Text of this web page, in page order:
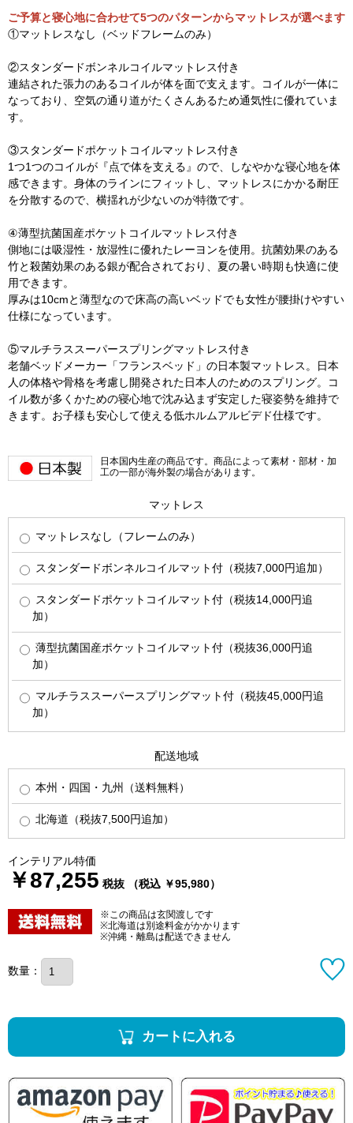
ご予算と寝心地に合わせて5つのパターンからマットレスが選べます
①マットレスなし（ベッドフレームのみ）
②スタンダードボンネルコイルマットレス付き
連結された張力のあるコイルが体を面で支えます。コイルが一体に
なっており、空気の通り道がたくさんあるため通気性に優れていま
す。
③スタンダードポケットコイルマットレス付き
1つ1つのコイルが『点で体を支える』ので、しなやかな寝心地を体
感できます。身体のラインにフィットし、マットレスにかかる耐圧
を分散するので、横揺れが少ないのが特徴です。
④薄型抗菌国産ポケットコイルマットレス付き
側地には吸湿性・放湿性に優れたレーヨンを使用。抗菌効果のある
竹と殺菌効果のある銀が配合されており、夏の暑い時期も快適に使
用できます。
厚みは10cmと薄型なので床高の高いベッドでも女性が腰掛けやすい
仕様になっています。
⑤マルチラススーパースプリングマットレス付き
老舗ベッドメーカー「フランスベッド」の日本製マットレス。日本
人の体格や骨格を考慮し開発された日本人のためのスプリング。コ
イル数が多くかための寝心地で沈み込まず安定した寝姿勢を維持で
きます。お子様も安心して使える低ホルムアルビデド仕様です。
日本国内生産の商品です。商品によって素材・部材・加
工の一部が海外製の場合があります。
マットレス
マットレスなし（フレームのみ）
スタンダードボンネルコイルマット付（税抜7,000円追加）
スタンダードポケットコイルマット付（税抜14,000円追
加）
薄型抗菌国産ポケットコイルマット付（税抜36,000円追
加）
マルチラススーパースプリングマット付（税抜45,000円追
加）
配送地域
本州・四国・九州（送料無料）
北海道（税抜7,500円追加）
インテリアル特価
￥87,255 税抜 （税込 ￥95,980）
※この商品は玄関渡しです
※北海道は別途料金がかかります
※沖縄・離島は配送できません
数量：
カートに入れる